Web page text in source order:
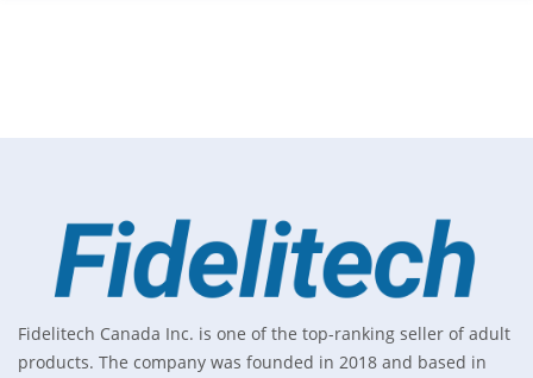
Fidelitech Canada Inc. is one of the top-ranking seller of adult
products. The company was founded in 2018 and based in